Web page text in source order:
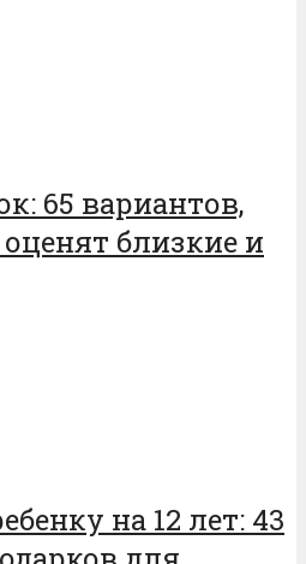
65 вариантов,
близкие и
на 12 лет: 43